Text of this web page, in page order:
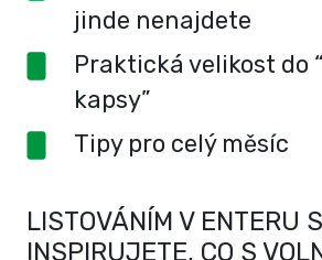
jinde nenajdete
Praktická velikost do
kapsy”
Tipy pro celý měsíc
LISTOVÁNÍM V ENTERU
INSPIRUJETE, CO S